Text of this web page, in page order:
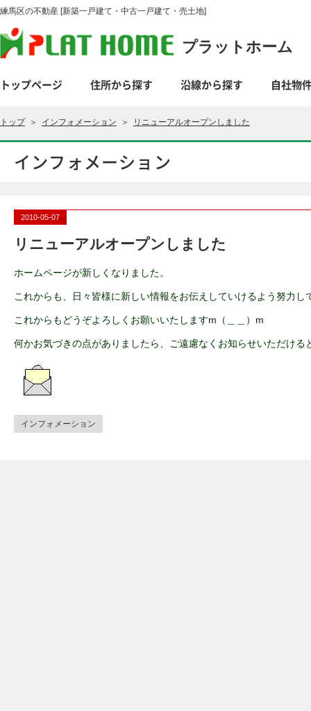
練馬区の不動産 [新築一戸建て・中古一戸建て・売土地]
プラットホーム
トップページ 住所から探す 沿線から探す 自社物
トップ＞ インフォメーション ＞ リニューアルオープンしました
インフォメーション
2010-05-07
リニューアルオープンしました
ホームページが新しくなりました。
これからも、日々皆様に新しい情報をお伝えしていけるよう努力し
これからもどうぞよろしくお願いいたしますm（＿＿）m
何かお気づきの点がありましたら、ご遠慮なくお知らせいただける
インフォメーション